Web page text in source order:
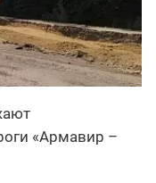
«Армавир –